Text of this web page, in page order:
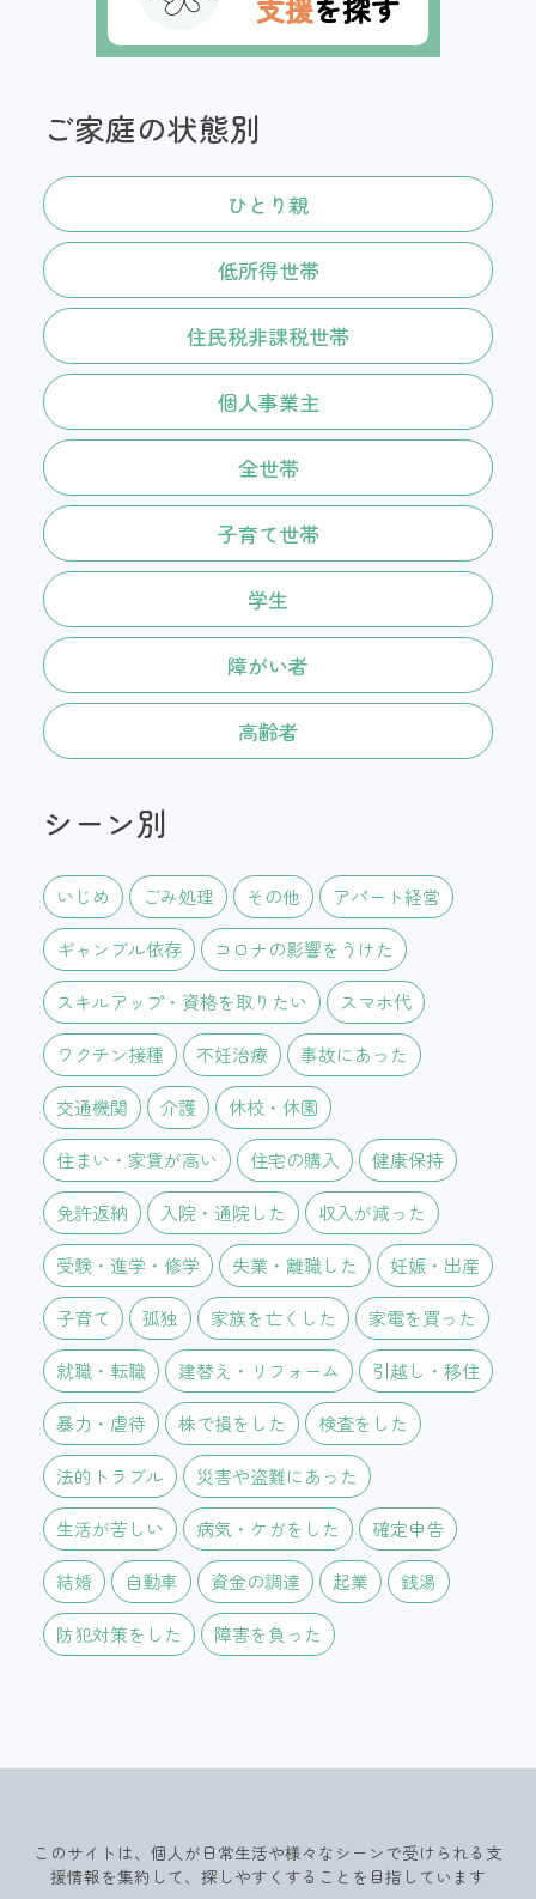
支援を探す
ご家庭の状態別
ひとり親
低所得世帯
住民税非課税世帯
個人事業主
全世帯
子育て世帯
学生
障がい者
高齢者
シーン別
いじめ ごみ処理 その他 アパート経営
ギャンブル依存 コロナの影響をうけた
スキルアップ・資格を取りたい スマホ代
ワクチン接種 不妊治療 事故にあった
交通機関 介護 休校・休園
住まい・家賃が高い 住宅の購入 健康保持
免許返納 入院・通院した 収入が減った
受験・進学・修学 失業・離職した 妊娠・出産
子育て 孤独 家族を亡くした 家電を買った
就職・転職 建替え・リフォーム 引越し・移住
暴力・虐待 株で損をした 検査をした
法的トラブル 災害や盗難にあった
生活が苦しい 病気・ケガをした 確定申告
結婚 自動車 資金の調達 起業 銭湯
防犯対策をした 障害を負った
このサイトは、個人が日常生活や様々なシーンで受けられる支
援情報を集約して、探しやすくすることを目指しています